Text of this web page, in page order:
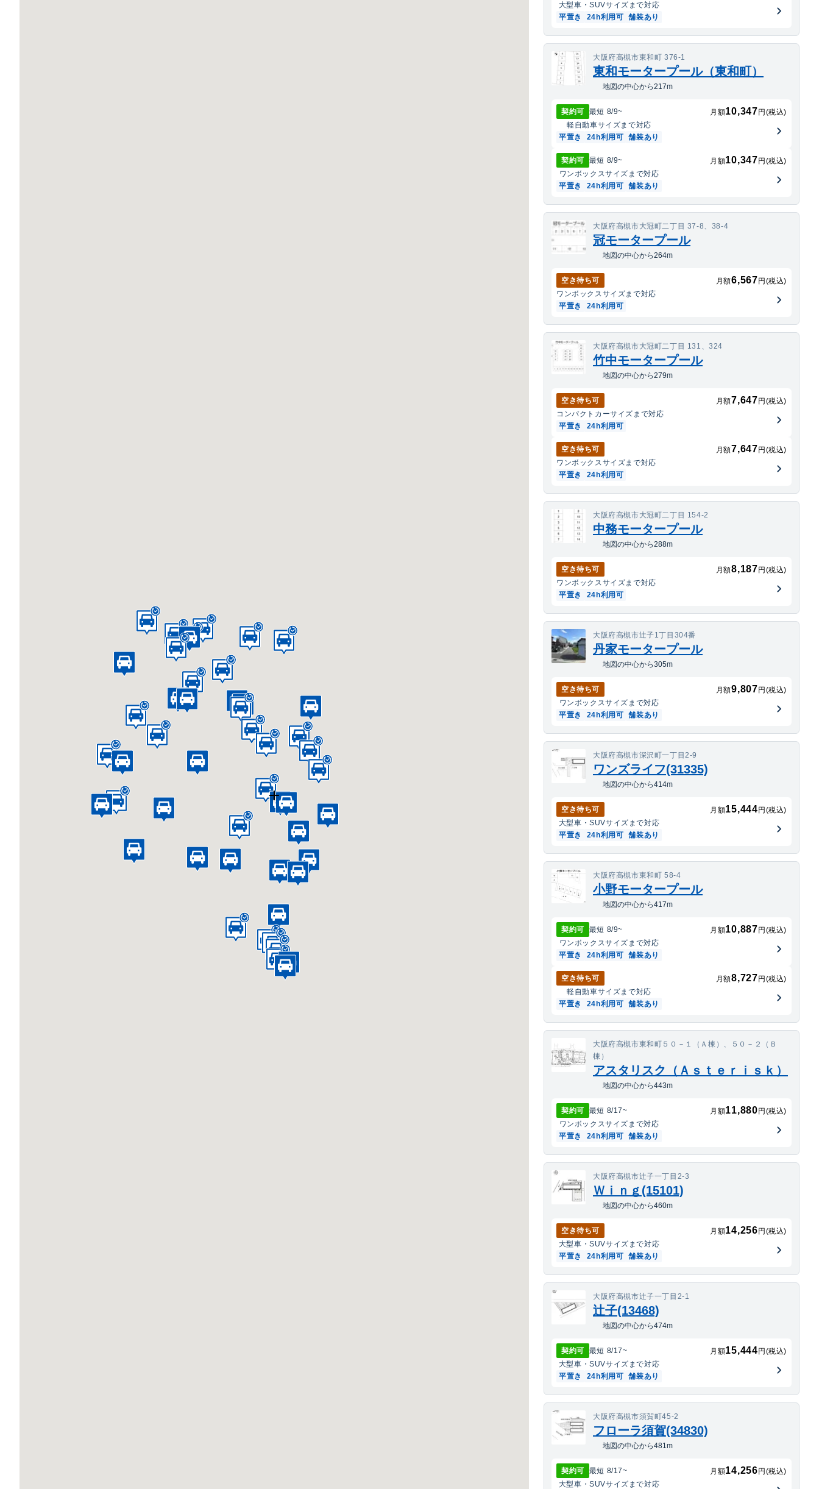
大型車・SUVサイズまで対応
平置き
24h利用可 舗装あり
大阪府高槻市東和町 376-1
東和モータープール（東和町）
地図の中心から217m
契約可 最短 8/9~ 月額10,347 円(税込)
軽自動車サイズまで対応
平置き
24h利用可 舗装あり
契約可 最短 8/9~ 月額10,347 円(税込)
ワンボックスサイズまで対応
平置き
24h利用可 舗装あり
大阪府高槻市大冠町二丁目 37-8、38-4
冠モータープール
地図の中心から264m
空き待ち可 月額6,567 円(税込)
ワンボックスサイズまで対応
平置き
24h利用可
大阪府高槻市大冠町二丁目 131、324
竹中モータープール
地図の中心から279m
空き待ち可 月額7,647 円(税込)
コンパクトカーサイズまで対応
平置き
24h利用可
空き待ち可 月額7,647 円(税込)
ワンボックスサイズまで対応
平置き
24h利用可
大阪府高槻市大冠町二丁目 154-2
中務モータープール
地図の中心から288m
空き待ち可 月額8,187 円(税込)
ワンボックスサイズまで対応
平置き
24h利用可
大阪府高槻市辻子1丁目304番
丹家モータープール
地図の中心から305m
空き待ち可 月額9,807 円(税込)
ワンボックスサイズまで対応
平置き
24h利用可 舗装あり
大阪府高槻市深沢町一丁目2-9
ワンズライフ(31335)
地図の中心から414m
空き待ち可 月額15,444 円(税込)
大型車・SUVサイズまで対応
平置き
24h利用可 舗装あり
大阪府高槻市東和町 58-4
小野モータープール
地図の中心から417m
契約可 最短 8/9~ 月額10,887 円(税込)
ワンボックスサイズまで対応
平置き
24h利用可 舗装あり
空き待ち可 月額8,727 円(税込)
軽自動車サイズまで対応
平置き
24h利用可 舗装あり
大阪府高槻市東和町５０－１（Ａ棟）、５０－２（Ｂ
棟）
アスタリスク（Ａｓｔｅｒｉｓｋ）
地図の中心から443m
契約可 最短 8/17~ 月額11,880 円(税込)
ワンボックスサイズまで対応
平置き
24h利用可 舗装あり
大阪府高槻市辻子一丁目2-3
Ｗｉｎｇ(15101)
地図の中心から460m
空き待ち可 月額14,256 円(税込)
大型車・SUVサイズまで対応
平置き
24h利用可 舗装あり
大阪府高槻市辻子一丁目2-1
辻子(13468)
地図の中心から474m
契約可 最短 8/17~ 月額15,444 円(税込)
大型車・SUVサイズまで対応
平置き
24h利用可 舗装あり
大阪府高槻市須賀町45-2
フローラ須賀(34830)
地図の中心から481m
契約可 最短 8/17~ 月額14,256 円(税込)
大型車・SUVサイズまで対応